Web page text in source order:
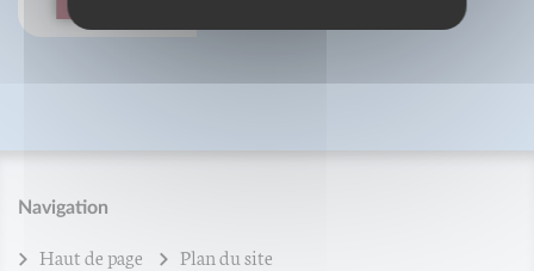
Navigation
Haut de page
Plan du site